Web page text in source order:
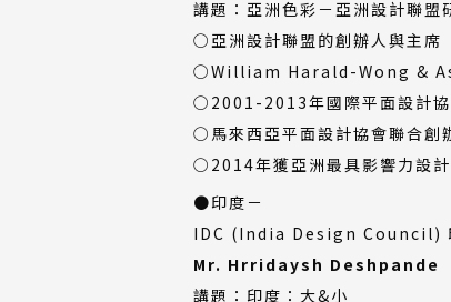
講題：亞洲色彩－亞洲設計聯盟
○亞洲設計聯盟的創辦人與主席
○William Harald-Wong &
○2001-2013年國際平面設計協
○馬來西亞平面設計協會聯合創
○2014年獲亞洲最具影響力設
●印度－
IDC (India Design Council)
Mr. Hrridaysh Deshpande
講題：印度：大&小